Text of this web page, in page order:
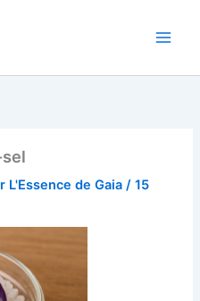
L'Essence de Gaia/15